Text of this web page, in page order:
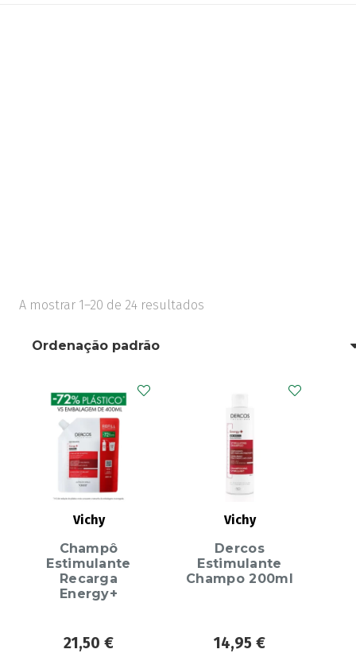
A mostrar 1–20 de 24 resultados
Vichy
Champô
Estimulante
Recarga
Energy+
21,50 €
Vichy
Dercos
Estimulante
Champo 200ml
14,95 €